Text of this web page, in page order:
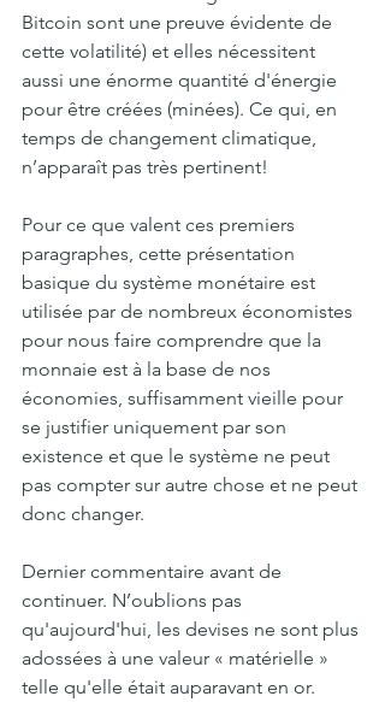
Bitcoin sont une preuve évidente de
cette volatilité) et elles nécessitent
aussi une énorme quantité d'énergie
pour être créées (minées). Ce qui, en
temps de changement climatique,
n’apparaît pas très pertinent!
Pour ce que valent ces premiers
paragraphes, cette présentation
basique du système monétaire est
utilisée par de nombreux économistes
pour nous faire comprendre que la
monnaie est à la base de nos
économies, suffisamment vieille pour
se justifier uniquement par son
existence et que le système ne peut
pas compter sur autre chose et ne peut
donc changer.
Dernier commentaire avant de
continuer. N’oublions pas
qu'aujourd'hui, les devises ne sont plus
adossées à une valeur « matérielle »
telle qu'elle était auparavant en or.